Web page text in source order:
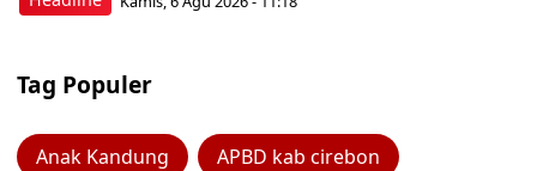
Tag Populer
Anak Kandung APBD kab cirebon